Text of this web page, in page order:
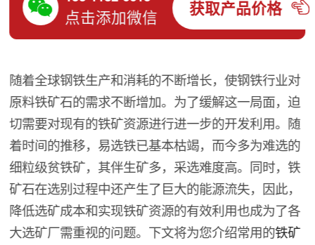
点击添加微信 获取产品价格
随着全球钢铁生产和消耗的不断增长，使钢铁行业对
原料铁矿石的需求不断增加。为了缓解这一局面，迫
切需要对现有的铁矿资源进行进一步的开发利用。随
着时间的推移，易选铁已基本枯竭，而今多为难选的
细粒级贫铁矿，其伴生矿多，采选难度高。同时，铁
矿石在选别过程中还产生了巨大的能源流失，因此，
降低选矿成本和实现铁矿资源的有效利用也成为了各
大选矿厂需重视的问题。下文将为您介绍常用的铁矿